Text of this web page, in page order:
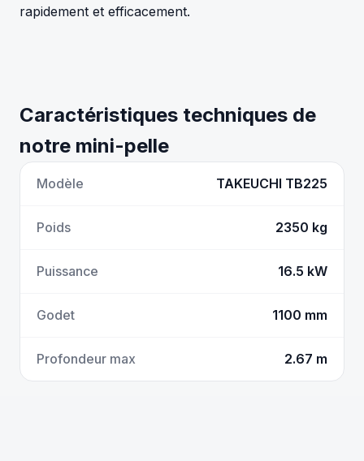
rapidement et efficacement.
Caractéristiques techniques de
notre mini-pelle
Modèle TAKEUCHI TB225
Poids 2350 kg
Puissance 16.5 kW
Godet 1100 mm
Profondeur max 2.67 m